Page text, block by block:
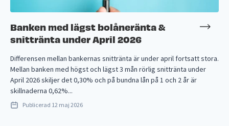
Banken med lägst bolåneränta &
snittränta under April 2026
Differensen mellan bankernas snittränta är under april fortsatt stora.
Mellan banken med högst och lägst 3 mån rörlig snittränta under
April 2026 skiljer det 0,30% och på bundna lån på 1 och 2 år är
skillnaderna 0,62%...
Publicerad 12 maj 2026